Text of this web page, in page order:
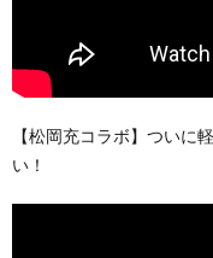
【松岡充コラボ】ついに
い！